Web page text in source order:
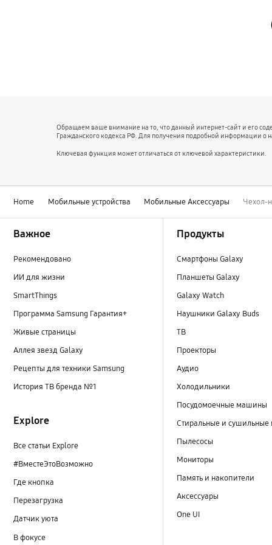
Обращаем ваше внимание на то, что данный интернет-сайт и его
Гражданского кодекса РФ. Для получения подробной информации о
Ключевая функция может отличаться от ключевой характеристики.
Home Мобильные устройства Мобильные Аксессуары Чехол-
Важное
Рекомендовано
ИИ для жизни
SmartThings
Программа Samsung Гарантия+
Живые страницы
Аллея звезд Galaxy
Рецепты для техники Samsung
История ТВ бренда №1
Explore
Все статьи Explore
#ВместеЭтоВозможно
Где кнопка
Перезагрузка
Датчик уюта
В фокусе
Продукты
Смартфоны Galaxy
Планшеты Galaxy
Galaxy Watch
Наушники Galaxy Buds
ТВ
Проекторы
Аудио
Холодильники
Посудомоечные машины
Стиральные и
Пылесосы
Мониторы
Память и накопители
Аксессуары
One UI